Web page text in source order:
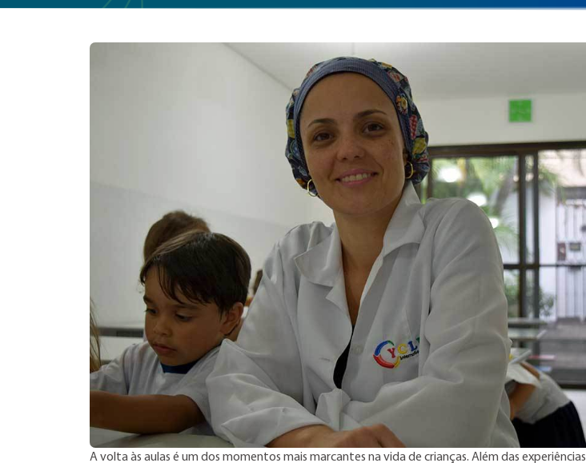
A volta às aulas é um dos momentos mais marcantes na vida de crianças. Além das experiências